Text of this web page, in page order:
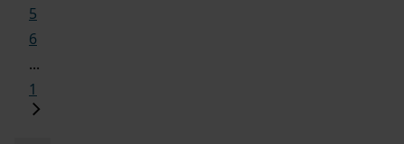
5
6
...
1